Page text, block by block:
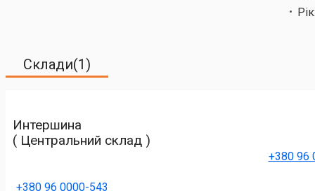
Склади(1)
Интершина
( Центральний склад )
+380 96 0000-543
+380 96